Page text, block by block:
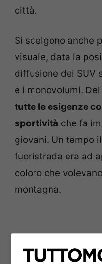
città.
Si scelgono anche
visuale, data la
diffusione dei SUV
e i monovolumi.
tutte le esigenze
sportività che fa
giovani. Un tempo
fuoristrada era ad
coloro che
montagna.